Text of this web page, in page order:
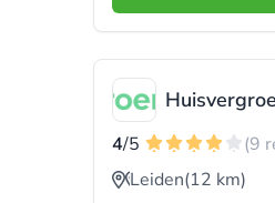
4/5
(9
Leiden(12 km)